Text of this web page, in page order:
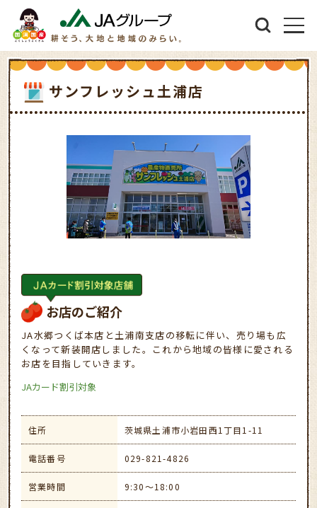
サンフレッシュ土浦店
お店のご紹介
JA水郷つくば本店と土浦南支店の移転に伴い、売り場も広
くなって新装開店しました。これから地域の皆様に愛される
お店を目指していきます。
JAカード割引対象
住所 茨城県土浦市小岩田西1丁目1-11
電話番号 029-821-4826
営業時間 9:30～18:00